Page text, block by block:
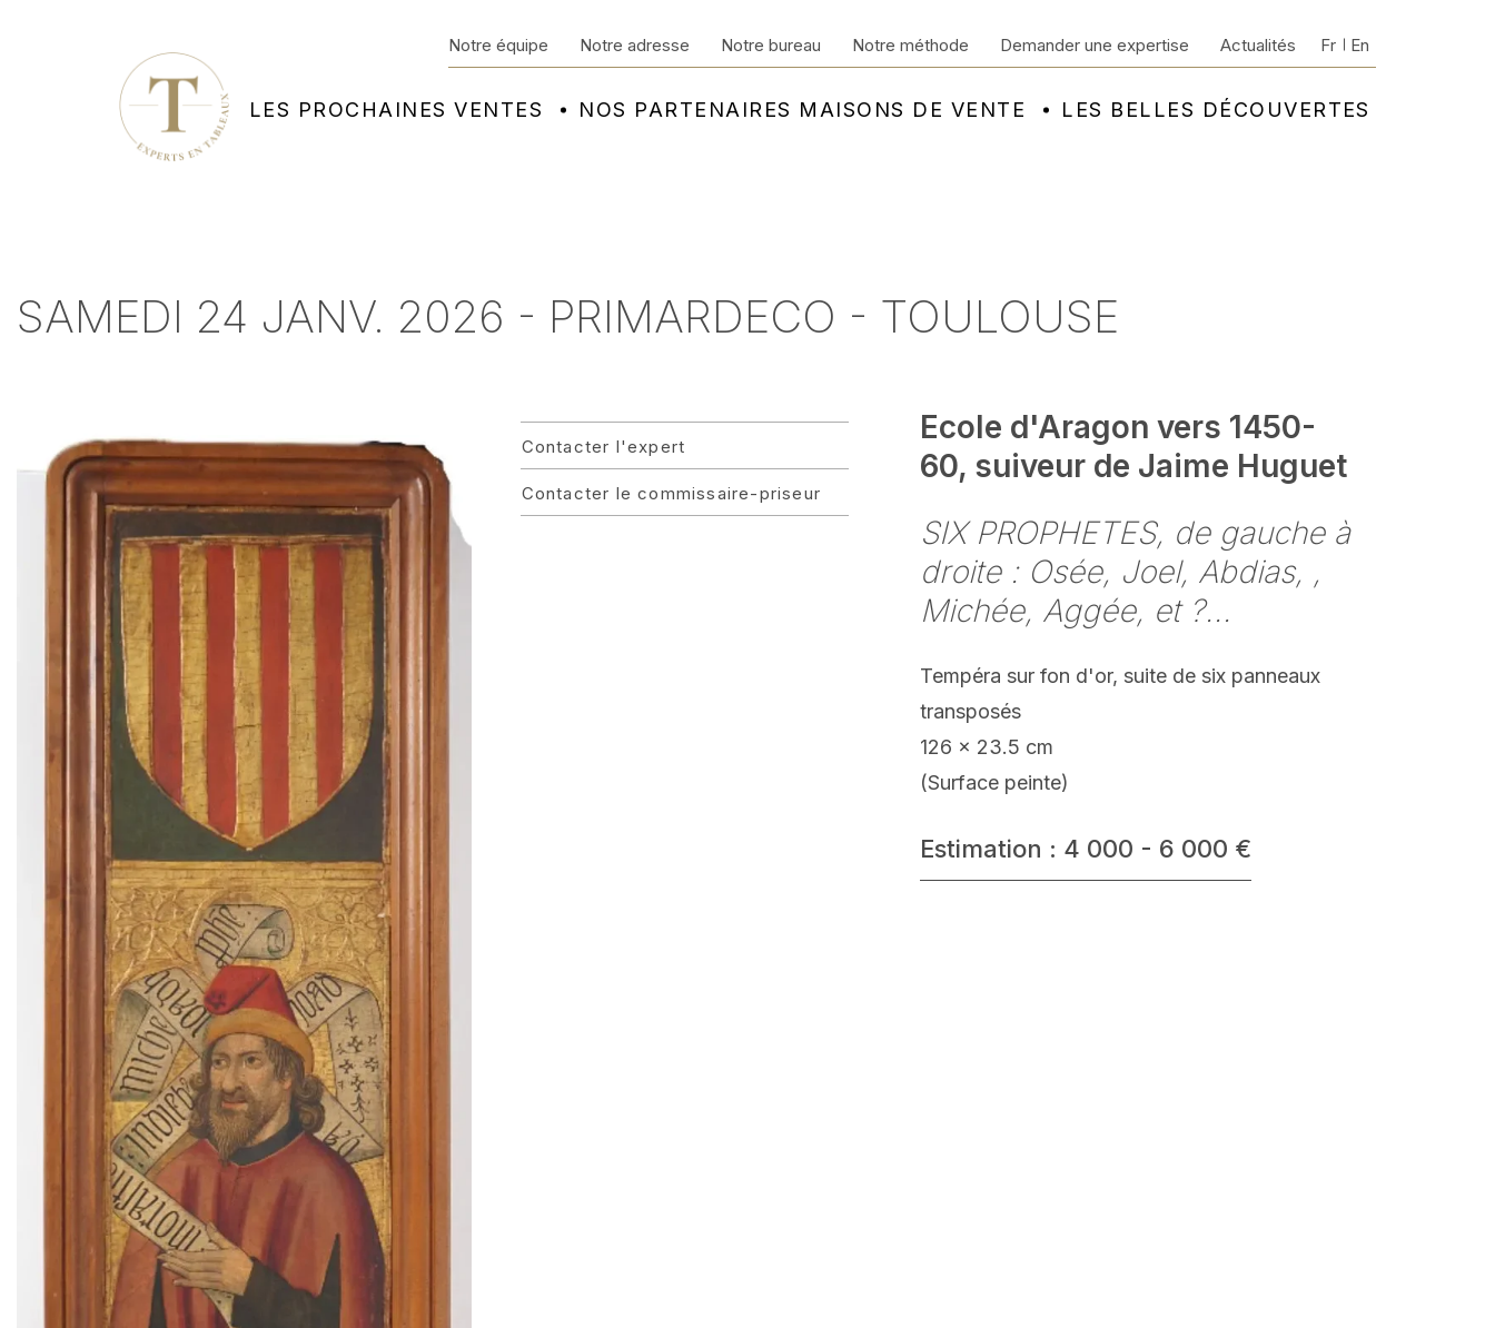
LES PROCHAINES VENTES NOS PARTENAIRES MAISONS DE VENTE LES BELLES DÉCOUVERTES
Notre équipe Notre adresse Notre bureau Notre méthode Demander une expertise Actualités Fr En
SAMEDI 24 JANV. 2026 - PRIMARDECO - TOULOUSE
Contacter l'expert
Contacter le commissaire-priseur
Ecole d'Aragon vers 1450-
60, suiveur de Jaime Huguet
SIX PROPHETES, de gauche à
droite : Osée, Joel, Abdias, ,
Michée, Aggée, et ?...
Tempéra sur fon d'or, suite de six panneaux
transposés
126 x 23.5 cm
(Surface peinte)
Estimation : 4 000 - 6 000 €